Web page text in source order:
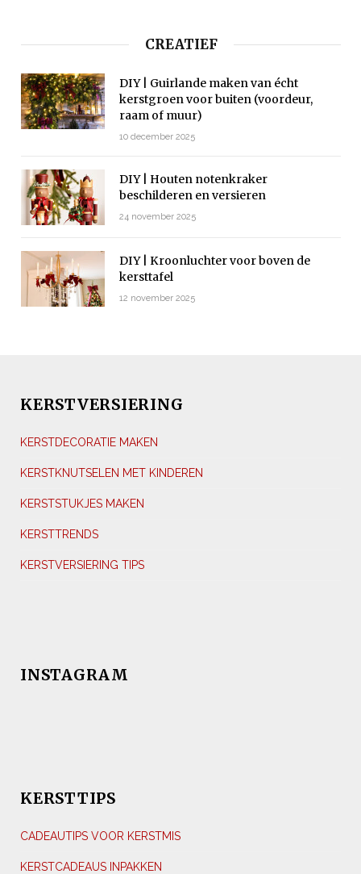
CREATIEF
DIY | Guirlande maken van écht
kerstgroen voor buiten (voordeur,
raam of muur)
10 december 2025
DIY | Houten notenkraker
beschilderen en versieren
24 november 2025
DIY | Kroonluchter voor boven de
kersttafel
12 november 2025
KERSTVERSIERING
KERSTDECORATIE MAKEN
KERSTKNUTSELEN MET KINDEREN
KERSTSTUKJES MAKEN
KERSTTRENDS
KERSTVERSIERING TIPS
INSTAGRAM
KERSTTIPS
CADEAUTIPS VOOR KERSTMIS
KERSTCADEAUS INPAKKEN